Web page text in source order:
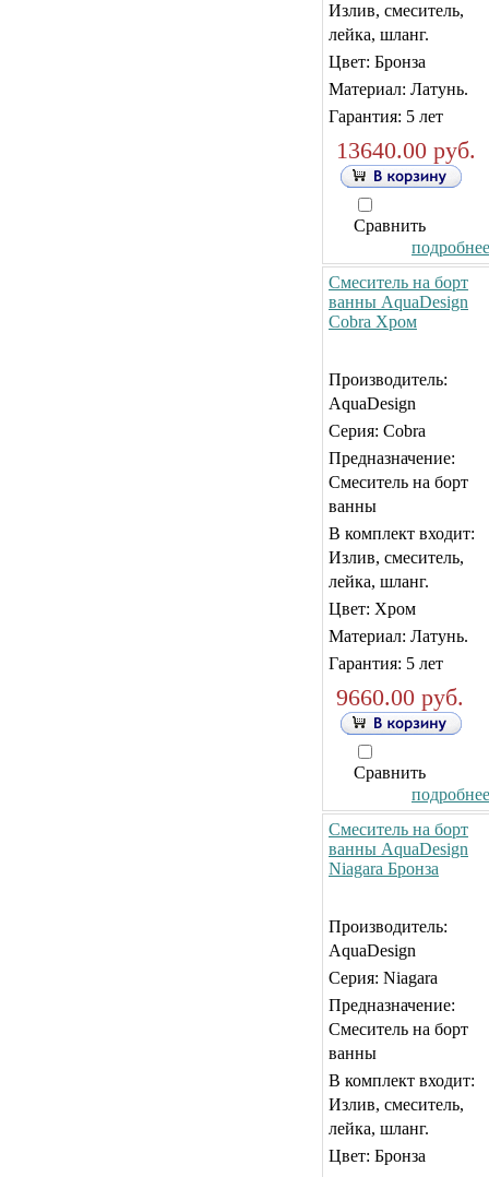
Излив, смеситель,
лейка, шланг.
Цвет: Бронза
Материал: Латунь.
Гарантия: 5 лет
13640.00 руб.
Сравнить
Смеситель на борт
ванны AquaDesign
Cobra Хром
Производитель:
AquaDesign
Серия: Cobra
Предназначение:
Смеситель на борт
ванны
В комплект входит:
Излив, смеситель,
лейка, шланг.
Цвет: Хром
Материал: Латунь.
Гарантия: 5 лет
9660.00 руб.
Сравнить
Смеситель на борт
ванны AquaDesign
Niagara Бронза
Производитель:
AquaDesign
Серия: Niagara
Предназначение:
Смеситель на борт
ванны
В комплект входит:
Излив, смеситель,
лейка, шланг.
Цвет: Бронза